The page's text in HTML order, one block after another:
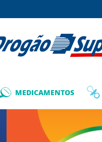
MEDICAMENTOS